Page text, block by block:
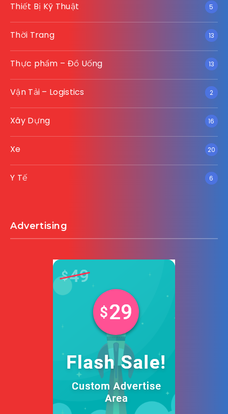
Thiết Bị Kỹ Thuật 5
Thời Trang 13
Thực phẩm – Đồ Uống 13
Vận Tải – Logistics 2
Xây Dựng 16
Xe 20
Y Tế 6
Advertising